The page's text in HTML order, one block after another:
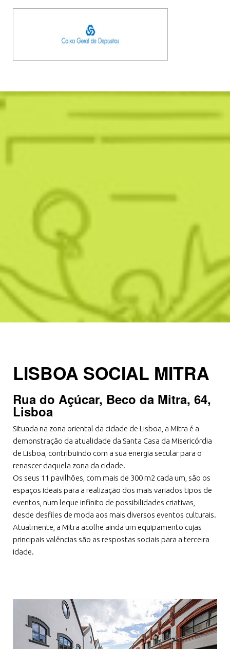
LISBOA SOCIAL MITRA
Rua do Açúcar, Beco da Mitra, 64,
Lisboa
Situada na zona oriental da cidade de Lisboa, a Mitra é a
demonstração da atualidade da Santa Casa da Misericórdia
de Lisboa, contribuindo com a sua energia secular para o
renascer daquela zona da cidade.
Os seus 11 pavilhões, com mais de 300 m2 cada um, são os
espaços ideais para a realização dos mais variados tipos de
eventos, num leque infinito de possibilidades criativas,
desde desfiles de moda aos mais diversos eventos culturais.
Atualmente, a Mitra acolhe ainda um equipamento cujas
principais valências são as respostas sociais para a terceira
idade.